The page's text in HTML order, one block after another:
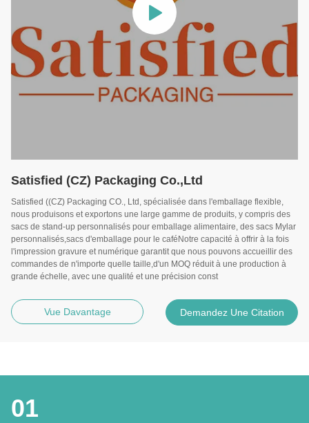
Satisfied (CZ) Packaging Co.,Ltd
Satisfied ((CZ) Packaging CO., Ltd, spécialisée dans l'emballage flexible,
nous produisons et exportons une large gamme de produits, y compris des
sacs de stand-up personnalisés pour emballage alimentaire, des sacs Mylar
personnalisés,sacs d'emballage pour le caféNotre capacité à offrir à la fois
l'impression gravure et numérique garantit que nous pouvons accueillir des
commandes de n'importe quelle taille,d'un MOQ réduit à une production à
grande échelle, avec une qualité et une précision const
Vue Davantage Demandez Une Citation
01